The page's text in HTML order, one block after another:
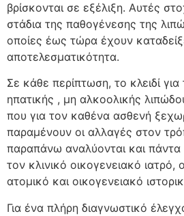
βρίσκονται σε εξέλιξη. Αυτές
στάδια της παθογένεσης της
οποίες έως τώρα έχουν
αποτελεσματικότητα.
Σε κάθε περίπτωση, το κλειδί
ηπατικής , μη αλκοολικής
που για τον καθένα ασθενή
παραμένουν οι αλλαγές στον
παραπάνω αναλύονται και πάντα
τον κλινικό οικογενειακό ιατρό,
ατομικό και οικογενειακό
Για ένα πλήρη διαγνωστικό